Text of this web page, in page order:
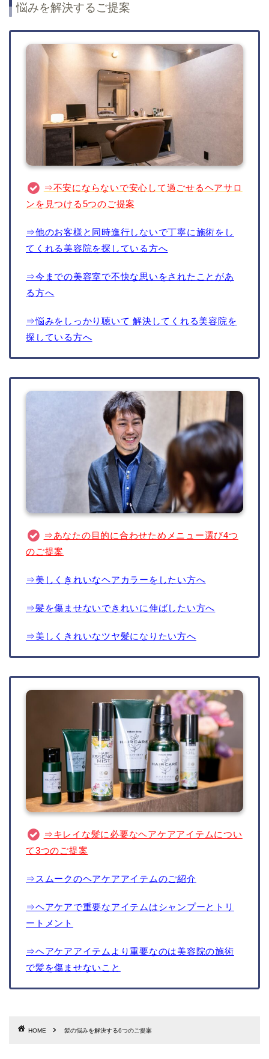
悩みを解決するご提案
⇒不安にならないで安心して過ごせるヘアサロ
ンを見つける5つのご提案
⇒他のお客様と同時進行しないで丁寧に施術をし
てくれる美容院を探している方へ
⇒今までの美容室で不快な思いをされたことがあ
る方へ
⇒悩みをしっかり聴いて 解決してくれる美容院を
探している方へ
⇒あなたの目的に合わせためメニュー選び4つ
のご提案
⇒美しくきれいなヘアカラーをしたい方へ
⇒髪を傷ませないできれいに伸ばしたい方へ
⇒美しくきれいなツヤ髪になりたい方へ
⇒キレイな髪に必要なヘアケアアイテムについ
て3つのご提案
⇒スムークのヘアケアアイテムのご紹介
⇒ヘアケアで重要なアイテムはシャンプーとトリ
ートメント
⇒ヘアケアアイテムより重要なのは美容院の施術
で髪を傷ませないこと
HOME 髪の悩みを解決する6つのご提案